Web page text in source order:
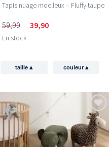
Tapis nuage moelleux – Fluffy taupe
59,90 39,90
En stock
taille▴ couleur▴